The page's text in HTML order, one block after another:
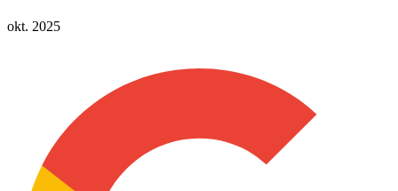
okt. 2025